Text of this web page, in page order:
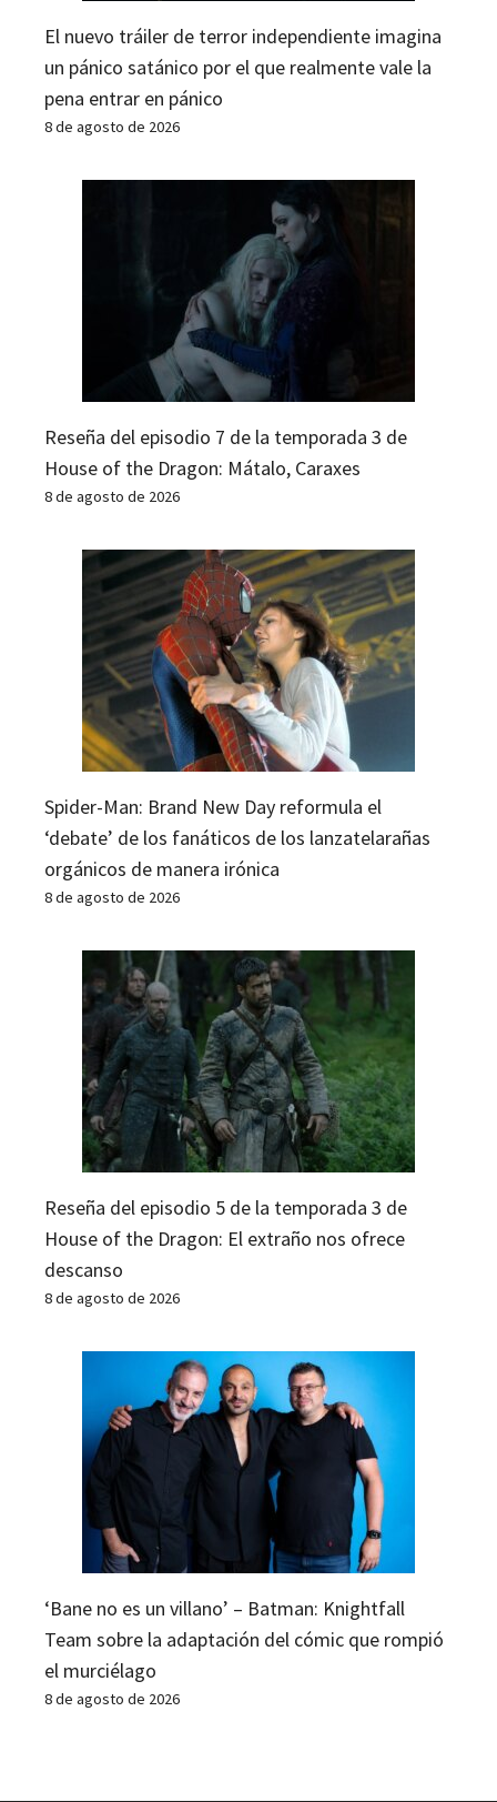
El nuevo tráiler de terror independiente imagina
un pánico satánico por el que realmente vale la
pena entrar en pánico
8 de agosto de 2026
Reseña del episodio 7 de la temporada 3 de
House of the Dragon: Mátalo, Caraxes
8 de agosto de 2026
Spider-Man: Brand New Day reformula el
‘debate’ de los fanáticos de los lanzatelarañas
orgánicos de manera irónica
8 de agosto de 2026
Reseña del episodio 5 de la temporada 3 de
House of the Dragon: El extraño nos ofrece
descanso
8 de agosto de 2026
‘Bane no es un villano’ – Batman: Knightfall
Team sobre la adaptación del cómic que rompió
el murciélago
8 de agosto de 2026